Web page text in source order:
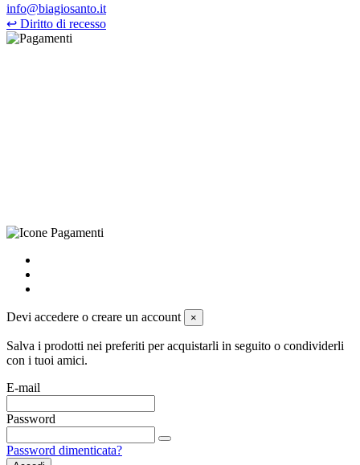
info@biagiosanto.it
↩ Diritto di recesso
Devi accedere o creare un account ×
Salva i prodotti nei preferiti per acquistarli in seguito o condividerli
con i tuoi amici.
E-mail
Password
Password dimenticata?